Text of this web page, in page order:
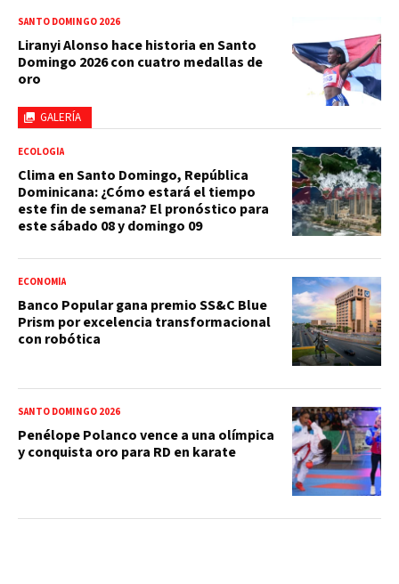
GALERÍA
SANTO DOMINGO 2026
Liranyi Alonso hace historia en Santo
Domingo 2026 con cuatro medallas de
oro
ECOLOGÍA
Clima en Santo Domingo, República
Dominicana: ¿Cómo estará el tiempo
este fin de semana? El pronóstico para
este sábado 08 y domingo 09
ECONOMÍA
Banco Popular gana premio SS&C Blue
Prism por excelencia transformacional
con robótica
SANTO DOMINGO 2026
Penélope Polanco vence a una olímpica
y conquista oro para RD en karate